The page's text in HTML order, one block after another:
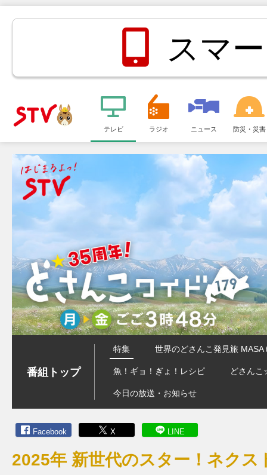
ＳＴＶ札
幌テレビ
スマ
メ
ュ
テレビ ラジオ ニュース 防災・災害
番組トップ
特集 世界のどさんこ発見旅 MASA
魚！ギョ！ぎょ！レシピ どさん
今日の放送・お知らせ
Facebook X LINE
2025年 新世代のスター！ネク